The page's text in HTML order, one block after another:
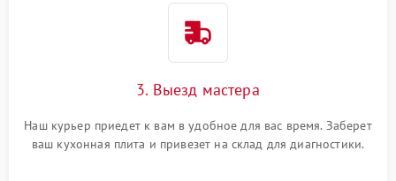
3. Выезд мастера
Наш курьер приедет к вам в удобное для вас время. Заберет
ваш кухонная плита и привезет на склад для диагностики.